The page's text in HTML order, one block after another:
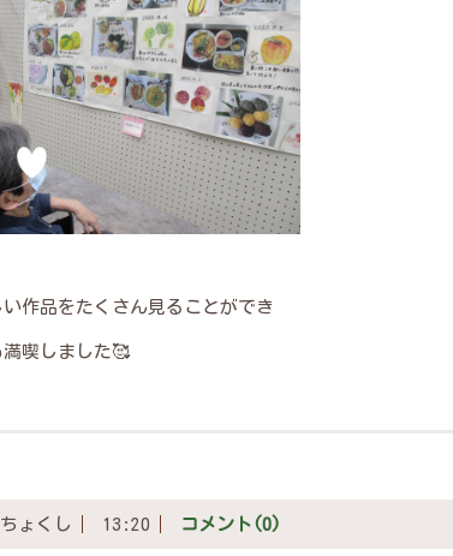
作品をたくさん見ることができ
喫しました🥰
ょくし 13:20 コメント(0)